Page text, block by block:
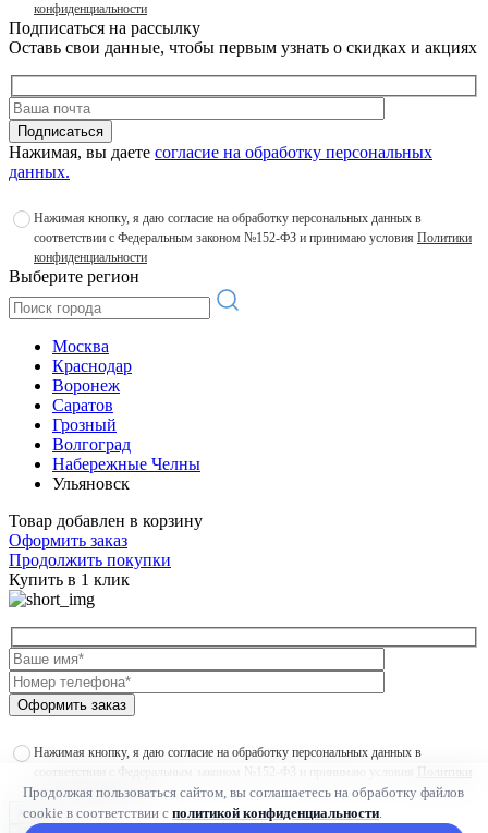
конфиденциальности
Подписаться на рассылку
Оставь свои данные, чтобы первым узнать о скидках и акциях
Подписаться
Нажимая, вы даете согласие на обработку персональных
данных.
Нажимая кнопку, я даю согласие на обработку персональных данных в
соответствии с Федеральным законом №152-ФЗ и принимаю условия Политики
конфиденциальности
Выберите регион
Москва
Краснодар
Воронеж
Саратов
Грозный
Волгоград
Набережные Челны
Ульяновск
Товар добавлен в корзину
Оформить заказ
Продолжить покупки
Купить в 1 клик
Оформить заказ
Нажимая кнопку, я даю согласие на обработку персональных данных в
соответствии с Федеральным законом №152-ФЗ и принимаю условия
Политики
конфиденциальности
Продолжая пользоваться сайтом, вы соглашаетесь на обработку файлов
cookie в соответствии с политикой конфиденциальности.
×